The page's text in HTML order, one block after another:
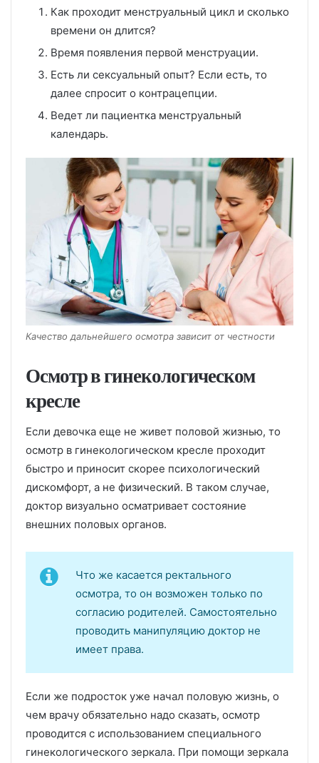
Как проходит менструальный цикл и сколько
времени он длится?
Время появления первой менструации.
Есть ли сексуальный опыт? Если есть, то
далее спросит о контрацепции.
Ведет ли пациентка менструальный
календарь.
Качество дальнейшего осмотра зависит от честности
Осмотр в гинекологическом
кресле
Если девочка еще не живет половой жизнью, то
осмотр в гинекологическом кресле проходит
быстро и приносит скорее психологический
дискомфорт, а не физический. В таком случае,
доктор визуально осматривает состояние
внешних половых органов.
Что же касается ректального
осмотра, то он возможен только по
согласию родителей. Самостоятельно
проводить манипуляцию доктор не
имеет права.
Если же подросток уже начал половую жизнь, о
чем врачу обязательно надо сказать, осмотр
проводится с использованием специального
гинекологического зеркала. При помощи зеркала